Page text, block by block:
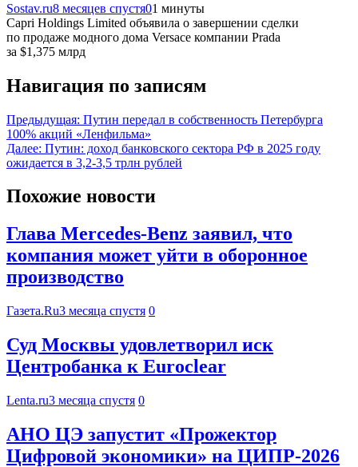
Sostav.ru8 месяцев спустя01 минуты
Capri Holdings Limited объявила о завершении сделки
по продаже модного дома Versace компании Prada
за $1,375 млрд
Навигация по записям
Предыдущая: Путин передал в собственность Петербурга
100% акций «Ленфильма»
Далее: Путин: доход банковского сектора РФ в 2025 году
ожидается в 3,2-3,5 трлн рублей
Похожие новости
Глава Mercedes-Benz заявил, что
компания может уйти в оборонное
производство
Газета.Ru3 месяца спустя 0
Суд Москвы удовлетворил иск
Центробанка к Euroclear
Lenta.ru3 месяца спустя 0
АНО ЦЭ запустит «Прожектор
Цифровой экономики» на ЦИПР-2026